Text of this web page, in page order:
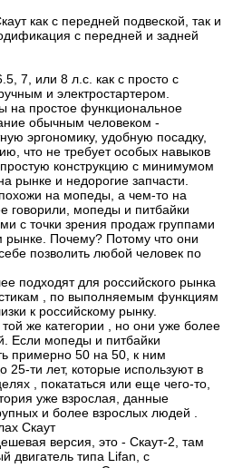
как с передней подвеской, так и
с передней и задней
7, или 8 л.с. как с просто с
и электростартером.
на простое функциональное
обычным человеком -
эргономику, удобную посадку,
что не требует особых навыков
конструкцию с минимумом
рынке и недорогие запчасти.
на мопеды, а чем-то на
говорили, мопеды и питбайки
с точки зрения продаж группами
рынке. Почему? Потому что они
позволить любой человек по
подходят для российского рынка
, по выполняемым функциям
к российскому рынку.
же категории , но они уже более
Если мопеды и питбайки
примерно 50 на 50, к ним
ти лет, которые используют в
, покататься или еще чего-то,
уже взрослая, данные
и более взрослых людей .
Скаут
версия, это - Скаут-2, там
двигатель типа Lifan, с